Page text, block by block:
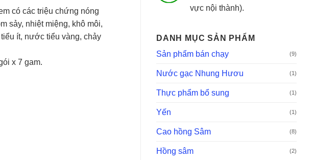
vực nội thành).
DANH MỤC SẢN PHẨM
Sản phẩm bán chạy
(9)
Nước gạc Nhung Hươu (1)
Thực phẩm bổ sung (1)
Yến (1)
Cao hồng Sâm (8)
Hồng sâm (2)
có các triệu chứng nóng
sảy, nhiệt miệng, khô môi,
ít, nước tiểu vàng, chảy
x 7 gam.